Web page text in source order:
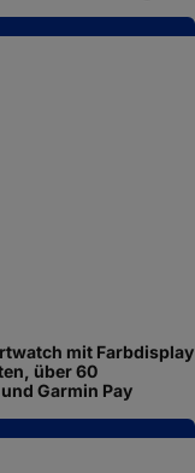
mit Farbdisplay
über 60
Garmin Pay